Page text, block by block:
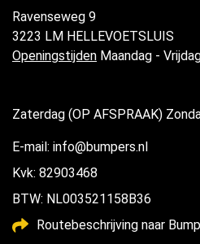
Ravenseweg 9
3223 LM HELLEVOETSLUIS
Openingstijden Maandag -
Zaterdag (OP AFSPRAAK)
E-mail: info@bumpers.nl
Kvk: 82903468
BTW: NL003521158B36
Routebeschrijving naar